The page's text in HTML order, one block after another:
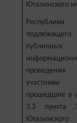
Ютазинского
участники
прошедшие в
3.3 пункта